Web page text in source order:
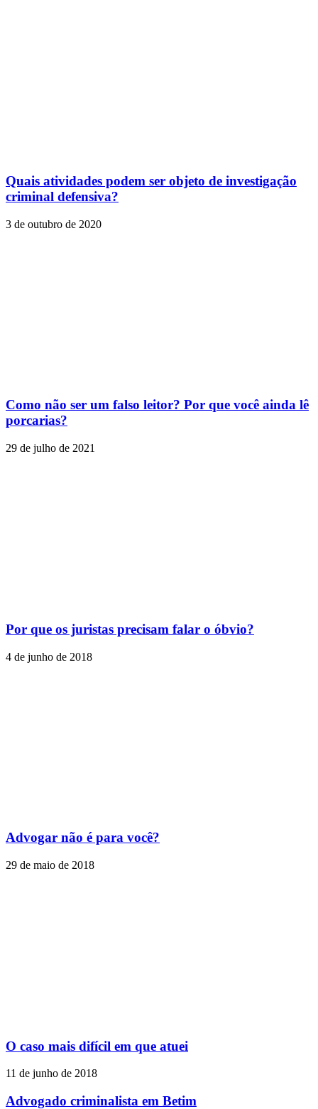
Quais atividades podem ser objeto de investigação
criminal defensiva?
3 de outubro de 2020
Como não ser um falso leitor? Por que você ainda lê
porcarias?
29 de julho de 2021
Por que os juristas precisam falar o óbvio?
4 de junho de 2018
Advogar não é para você?
29 de maio de 2018
O caso mais difícil em que atuei
11 de junho de 2018
Advogado criminalista em Betim